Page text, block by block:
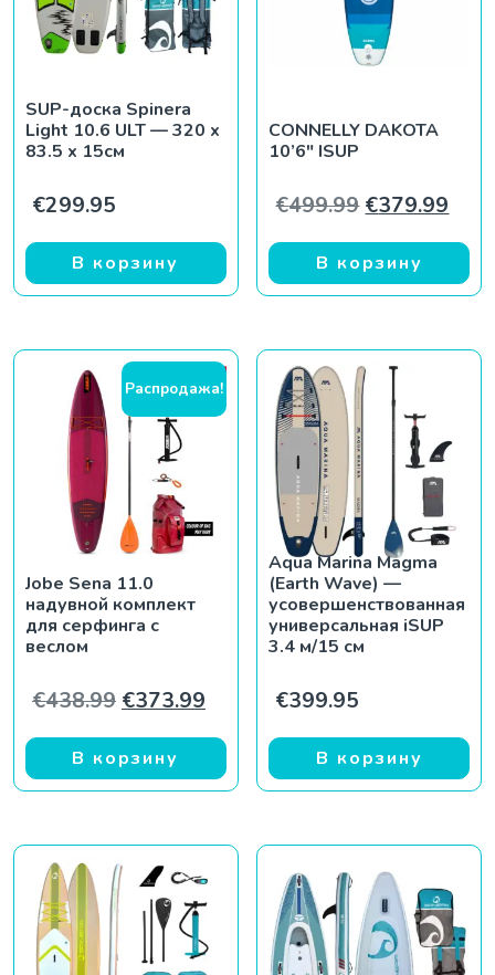
SUP-доска Spinera
Light 10.6 ULT — 320 x
83.5 x 15см
€299.95
В корзину
CONNELLY DAKOTA
10’6″ ISUP
€499.99 €379.99
В корзину
Распродажа!
Jobe Sena 11.0
надувной комплект
для серфинга с
веслом
€438.99 Первоначальная цена составляла
€373.99 Текущая цена: €373.99.
В корзину
Aqua Marina Magma
(Earth Wave) —
усовершенствованная
универсальная iSUP
3.4 м/15 см
€399.95
В корзину